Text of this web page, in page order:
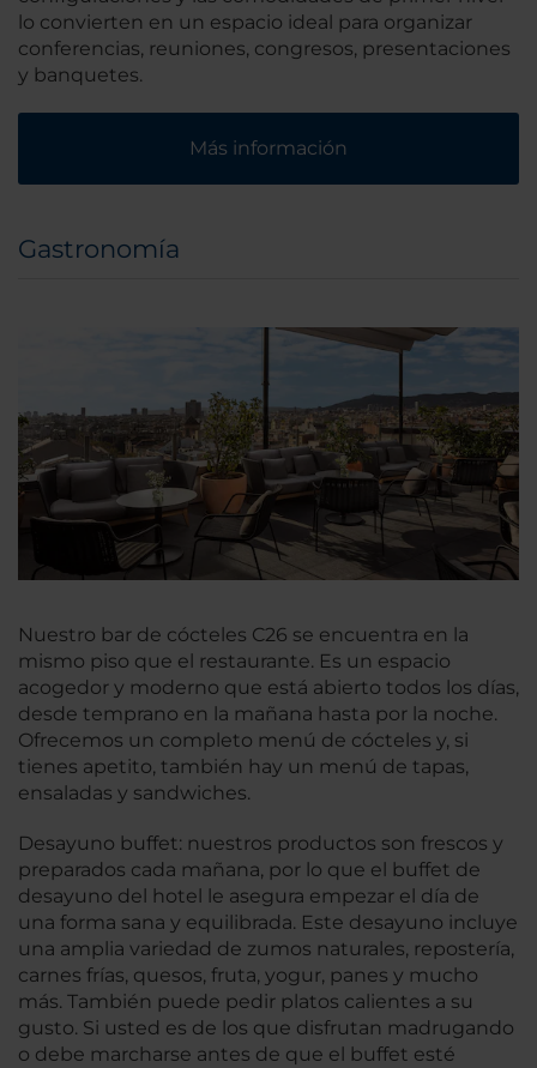
lo convierten en un espacio ideal para organizar
conferencias, reuniones, congresos, presentaciones
y banquetes.
Más información
Gastronomía
Nuestro bar de cócteles C26 se encuentra en la
mismo piso que el restaurante. Es un espacio
acogedor y moderno que está abierto todos los días,
desde temprano en la mañana hasta por la noche.
Ofrecemos un completo menú de cócteles y, si
tienes apetito, también hay un menú de tapas,
ensaladas y sandwiches.
Desayuno buffet: nuestros productos son frescos y
preparados cada mañana, por lo que el buffet de
desayuno del hotel le asegura empezar el día de
una forma sana y equilibrada. Este desayuno incluye
una amplia variedad de zumos naturales, repostería,
carnes frías, quesos, fruta, yogur, panes y mucho
más. También puede pedir platos calientes a su
gusto. Si usted es de los que disfrutan madrugando
o debe marcharse antes de que el buffet esté